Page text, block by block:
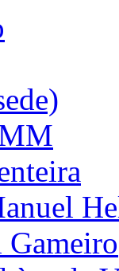
Gameiro